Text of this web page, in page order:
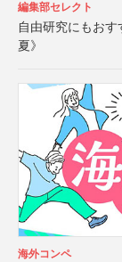
編集部セレクト
自由研究にもお
夏》
海外コンペ